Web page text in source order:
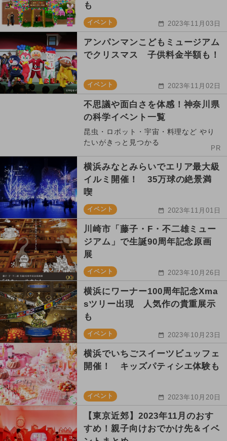
も
イベント 2023年11月03日
アンパンマンこどもミュージアム
でクリスマス 子供料金半額も！
イベント 2023年11月02日
不思議や面白さを体感！神奈川県
の科学イベント一覧
昆虫・ロボット・宇宙・料理など やり
たいがきっと見つかる
PR
横浜みなとみらいでエリア最大級
イルミ開催！ 35万球の絶景満
喫
イベント 2023年11月01日
川崎市「藤子・F・不二雄ミュー
ジアム」で生誕90周年記念原画
展
イベント 2023年10月26日
横浜にワーナー100周年記念Xma
sツリー出現 人気作の貴重展示
も
イベント 2023年10月23日
横浜でいちごスイーツビュッフェ
開催！ キッズパティシエ体験も
イベント 2023年10月20日
【東京近郊】2023年11月のおす
すめ！親子向けおでかけ先＆イベ